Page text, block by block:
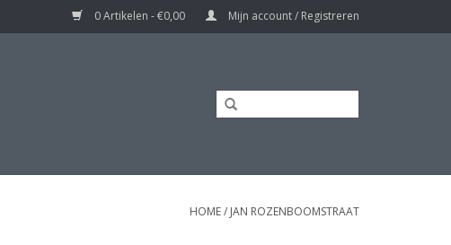
0 Artikelen - €0,00 Mijn account / Registreren
HOME/ JAN ROZENBOOMSTRAAT